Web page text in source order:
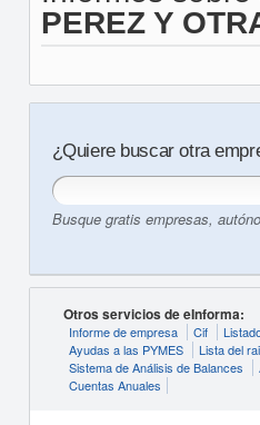
PEREZ Y
¿Quiere buscar otra
Busque gratis empresas,
Otros servicios de eInforma:
Informe de empresa Cif
Ayudas a las PYMES
Lista del rai
Sistema de Análisis de Balances
Cuentas Anuales